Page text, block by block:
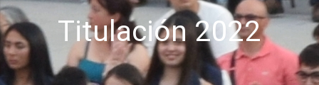
Titulación 2022